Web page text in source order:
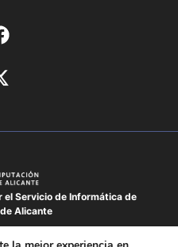
Servicio de Informática de
Alicante
legal